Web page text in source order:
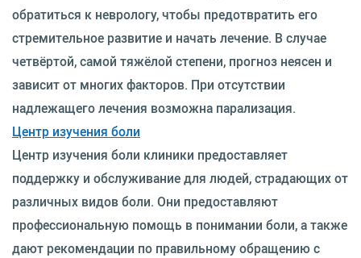
обратиться к неврологу, чтобы предотвратить его
стремительное развитие и начать лечение. В случае
четвёртой, самой тяжёлой степени, прогноз неясен и
зависит от многих факторов. При отсутствии
надлежащего лечения возможна парализация.
Центр изучения боли
Центр изучения боли клиники предоставляет
поддержку и обслуживание для людей, страдающих от
различных видов боли. Они предоставляют
профессиональную помощь в понимании боли, а также
дают рекомендации по правильному обращению с